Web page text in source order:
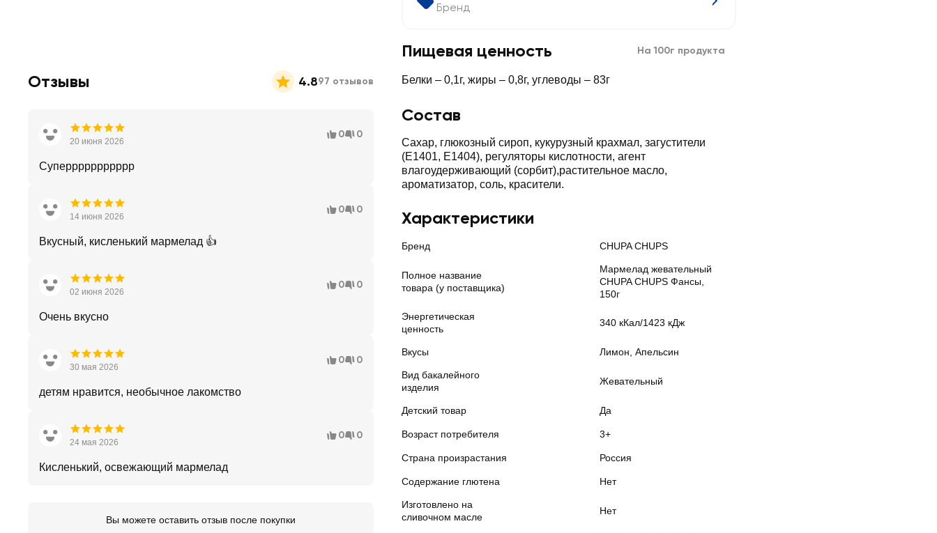
Бренд
Пищевая ценность На 100г продукта
Белки – 0,1г, жиры – 0,8г, углеводы – 83г
Состав
Сахар, глюкозный сироп, кукурузный крахмал, загустители
(Е1401, Е1404), регуляторы кислотности, агент
влагоудерживающий (сорбит),растительное масло,
ароматизатор, соль, красители.
Характеристики
Бренд CHUPA CHUPS
Полное название
товара (у поставщика)
Мармелад жевательный
CHUPA CHUPS Фансы,
150г
Энергетическая
ценность
340 кКал/1423 кДж
Вкусы Лимон, Апельсин
Вид бакалейного
изделия
Жевательный
Детский товар Да
Возраст потребителя 3+
Страна произрастания Россия
Содержание глютена Нет
Изготовлено на
сливочном масле
Нет
Отзывы 4.897 отзывов
20 июня 2026
0 0
Суперрррррррррр
14 июня 2026
0 0
Вкусный, кисленький мармелад 👍
02 июня 2026
0 0
Очень вкусно
30 мая 2026
0 0
детям нравится, необычное лакомство
24 мая 2026
0 0
Кисленький, освежающий мармелад
Вы можете оставить отзыв после покупки